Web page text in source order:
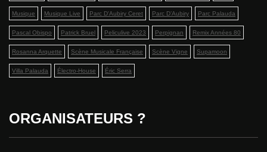
Musique Musique Live Parc D'Aubiry Ceret Parc D’Aubiry Parc Palauda
Pascal Obispo Patrick Bruel Peliculive 2023 Perpignan Remix Années 80
Rosanna Arquette Scène Musicale Française Scène Vigne Supamoon
Villa Palauda Électro-House Éric Serra
ORGANISATEURS ?